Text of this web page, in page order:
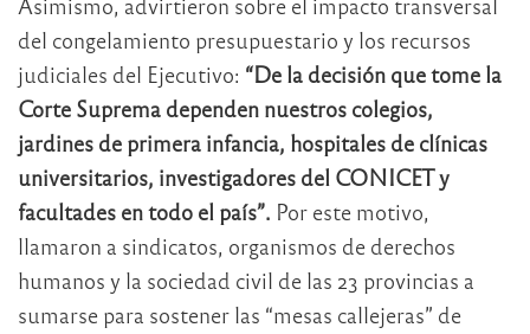
Asimismo, advirtieron sobre el impacto transversal
del congelamiento presupuestario y los recursos
judiciales del Ejecutivo: “De la decisión que tome la
Corte Suprema dependen nuestros colegios,
jardines de primera infancia, hospitales de clínicas
universitarios, investigadores del CONICET y
facultades en todo el país”. Por este motivo,
llamaron a sindicatos, organismos de derechos
humanos y la sociedad civil de las 23 provincias a
sumarse para sostener las “mesas callejeras” de